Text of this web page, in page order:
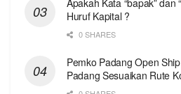
Huruf Kapital ?
0 SHARES
Pemko Padang Open
Padang Sesuaikan Rute